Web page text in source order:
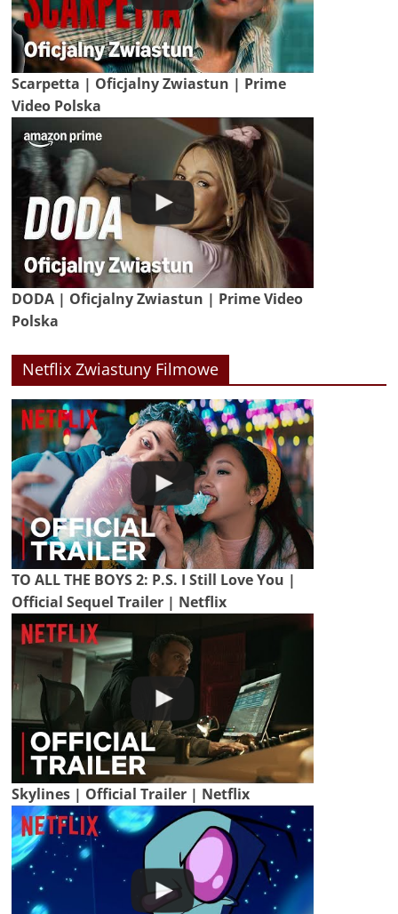
Scarpetta | Oficjalny Zwiastun | Prime
Video Polska
DODA | Oficjalny Zwiastun | Prime Video
Polska
Netflix Zwiastuny Filmowe
TO ALL THE BOYS 2: P.S. I Still Love You |
Official Sequel Trailer | Netflix
Skylines | Official Trailer | Netflix